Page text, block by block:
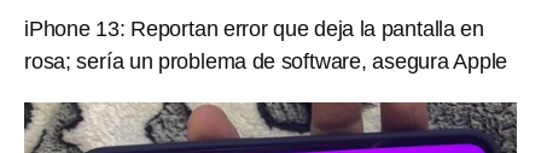
iPhone 13: Reportan error que deja la pantalla en
rosa; sería un problema de software, asegura Apple